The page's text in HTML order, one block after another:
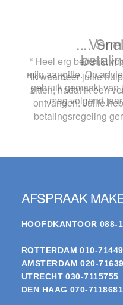
..
“ Heel erg bedankt
mijn aangifte. Op
gebruik gemaakt
mag volgend
AFSPRAAK
HOOFDKANTOOR 088-
ROTTERDAM 010-
AMSTERDAM 020-
UTRECHT 030-7115755
DEN HAAG 070-7118681